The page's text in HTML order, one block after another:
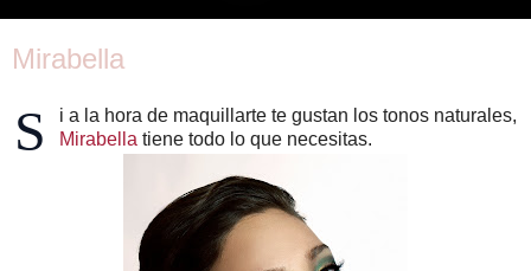
Mirabella
S
i a la hora de maquillarte te gustan los tonos naturales,
Mirabella tiene todo lo que necesitas.